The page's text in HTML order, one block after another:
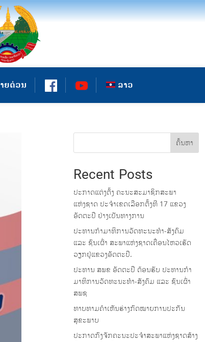
ຍດ່ວນ ລາວ
ຄົ້ນຫາ
Recent Posts
ປະກາດແຕ່ງຕັ້ງ ຄະນະສະມາຊິກສະພາ
ແຫ່ງຊາດ ປະຈຳເຂດເລືອກຕັ້ງທີ 17 ແຂວງ
ອັດຕະປື ຢ່າງເປັນທາງການ
ປະທານກໍາມາທິການວັດທະນະທໍາ-ສັງຄົມ
ແລະ ຊົນເຜົ່າ ສະພາແຫ່ງຊາດເຄື່ອນໄຫວເຮັດ
ວຽກຢູ່ແຂວງອັດຕະປື.
ປະທານ ສພຂ ອັດຕະປື ຕ້ອນຮັບ ປະທານກໍາ
ມາທິການວັດທະນະທໍາ-ສັງຄົມ ແລະ ຊົນເຜົ່າ
ສພຊ
ທາບທາມຄໍາເຫັນຮ່າງກົດໝາຍການປະກັນ
ສຸຂະພາບ
ປະກາດກົງຈັກຄະນະປະຈໍາສະພາແຫ່ງຊາດສ້າງ